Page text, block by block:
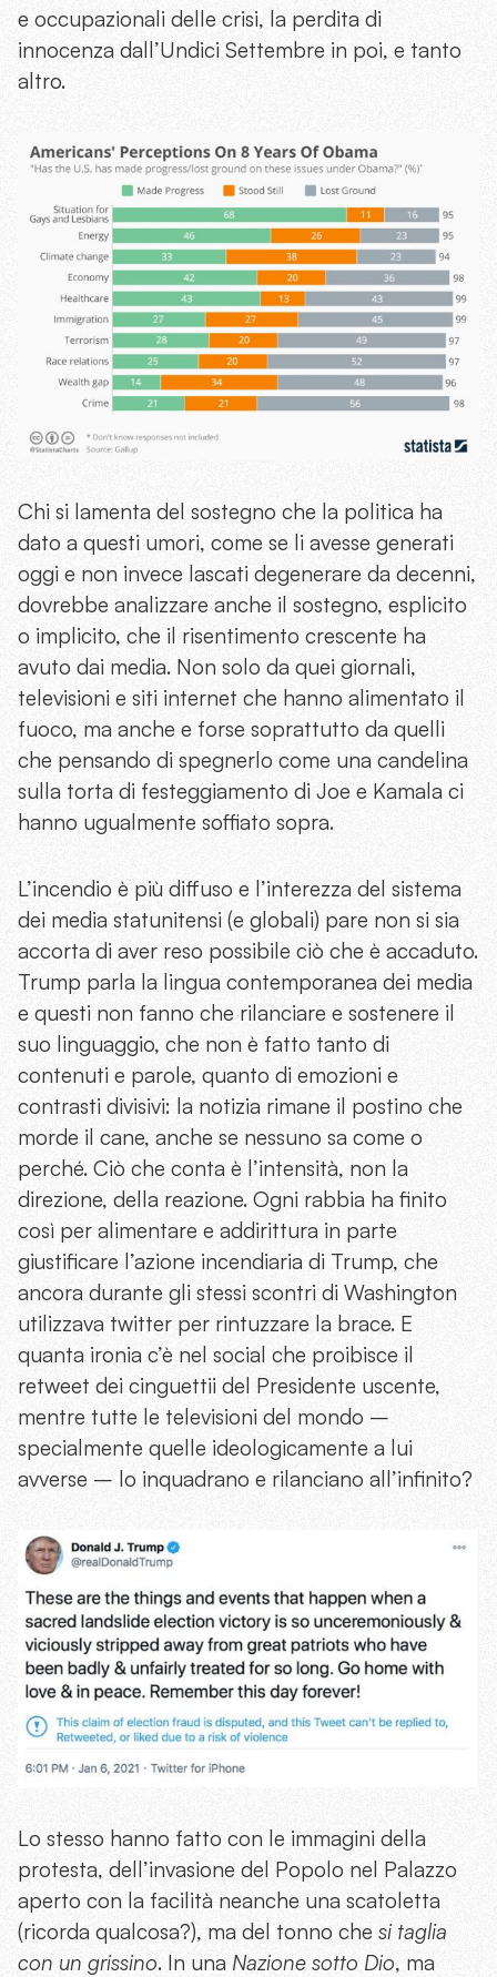
e occupazionali delle crisi, la perdita di
innocenza dall’Undici Settembre in poi, e tanto
altro.
Chi si lamenta del sostegno che la politica ha
dato a questi umori, come se li avesse generati
oggi e non invece lascati degenerare da decenni,
dovrebbe analizzare anche il sostegno, esplicito
o implicito, che il risentimento crescente ha
avuto dai media. Non solo da quei giornali,
televisioni e siti internet che hanno alimentato il
fuoco, ma anche e forse soprattutto da quelli
che pensando di spegnerlo come una candelina
sulla torta di festeggiamento di Joe e Kamala ci
hanno ugualmente soffiato sopra.
L’incendio è più diffuso e l’interezza del sistema
dei media statunitensi (e globali) pare non si sia
accorta di aver reso possibile ciò che è accaduto.
Trump parla la lingua contemporanea dei media
e questi non fanno che rilanciare e sostenere il
suo linguaggio, che non è fatto tanto di
contenuti e parole, quanto di emozioni e
contrasti divisivi: la notizia rimane il postino che
morde il cane, anche se nessuno sa come o
perché. Ciò che conta è l’intensità, non la
direzione, della reazione. Ogni rabbia ha finito
così per alimentare e addirittura in parte
giustificare l’azione incendiaria di Trump, che
ancora durante gli stessi scontri di Washington
utilizzava twitter per rintuzzare la brace. E
quanta ironia c’è nel social che proibisce il
retweet dei cinguettii del Presidente uscente,
mentre tutte le televisioni del mondo –
specialmente quelle ideologicamente a lui
avverse – lo inquadrano e rilanciano all’infinito?
Lo stesso hanno fatto con le immagini della
protesta, dell’invasione del Popolo nel Palazzo
aperto con la facilità neanche una scatoletta
(ricorda qualcosa?), ma del tonno che si taglia
con un grissino. In una Nazione sotto Dio, ma